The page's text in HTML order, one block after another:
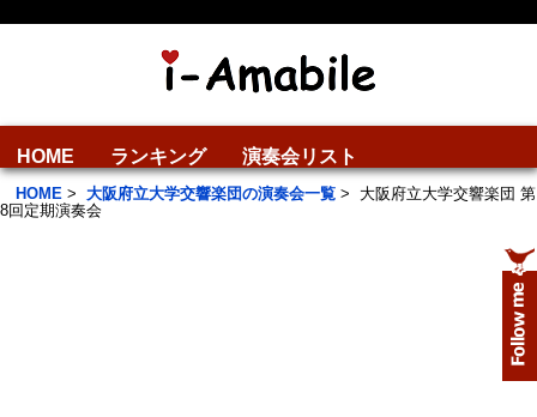
HOME ランキング 演奏会リスト
HOME > 大阪府立大学交響楽団の演奏会一覧 > 大阪府立大学交響楽団 第
8回定期演奏会